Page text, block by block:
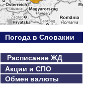
Погода в Словакии
Расписание ЖД
Акции и СПО
Обмен валюты